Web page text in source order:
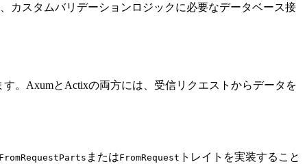
カスタムバリデーションロジックに必要なデータベース接
。AxumとActixの両方には、受信リクエストからデータを
FromRequestParts またはFromRequest トレイトを実装すること